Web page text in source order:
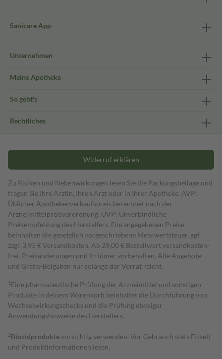
Sanicare App
Unternehmen
Meine Apotheke
So geht's
Rechtliches
Widerruf erklären
Zu Risiken und Nebenwirkungen lesen Sie die Packungsbeilage und
fragen Sie Ihre Ärztin, Ihren Arzt oder in Ihrer Apotheke. AVP:
Üblicher Apothekenverkaufspreis berechnet nach der
Arzneimittelpreisverordnung. UVP: Unverbindliche
Preisempfehlung des Herstellers. Die angegebenen Preise
beinhalten die gesetzlich vorgeschriebene Mehrwertsteuer, ggf.
zzgl. 3,95 € Versandkosten. Ab 29,00 € Bestell­wert versand­kosten­
frei. Preisänderungen und Irrtümer vorbehalten. Alle Angebote
und Gratis-Beigaben nur solange der Vorrat reicht.
1 Eine pharmazeutische Prüfung der Arzneimittel und sonstigen
Produkte in deinem Warenkorb beinhaltet die Durchführung von
Wechselwirkungschecks und die Prüfung etwaiger
Anwendungshinweise des Herstellers.
2Biozidproduktevorsichtig verwenden. Vor Gebrauch stets Etikett
und Produktinformationen lesen.